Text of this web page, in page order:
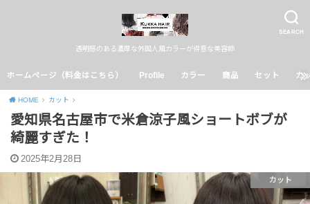
SEARCH
透明感のある濃厚な外国人風カラーが得意な美容師
ホームページ（料金はこちら） Profile カラー 商品 セット カ
HOME カット
愛知県名古屋市で米倉涼子風ショートボブが
綺麗すぎた！
2025年2月28日
カット